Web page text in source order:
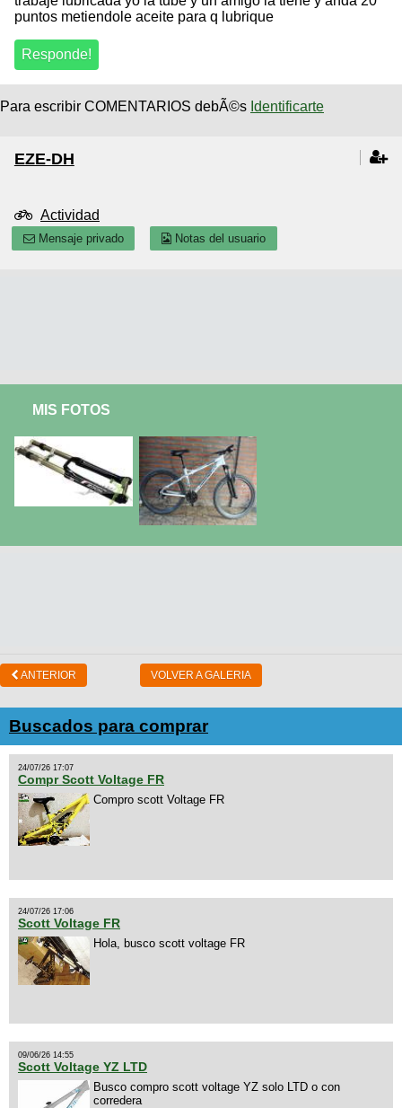
puntos metiendole aceite para q lubrique
Para escribir COMENTARIOS debÃ©s Identificarte
EZE-DH
Actividad
Mensaje privado Notas del usuario
MIS FOTOS
ANTERIOR VOLVER A GALERIA
Buscados para comprar
24/07/26 17:07
Compr Scott Voltage FR
Compro scott Voltage FR
24/07/26 17:06
Scott Voltage FR
Hola, busco scott voltage FR
09/06/26 14:55
Scott Voltage YZ LTD
Busco compro scott voltage YZ solo LTD o con
corredera